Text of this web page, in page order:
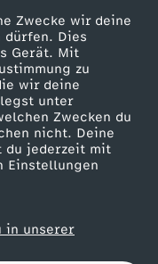
Zwecke wir deine
dürfen. Dies
Gerät. Mit
zu
wir deine
unter
Zwecken du
nicht. Deine
du jederzeit mit
Einstellungen
in unserer